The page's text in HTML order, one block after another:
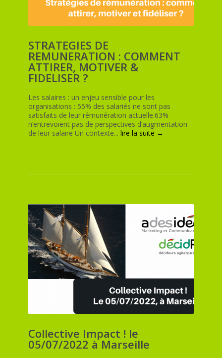
STRATEGIES DE
REMUNERATION : COMMENT
ATTIRER, MOTIVER &
FIDELISER ?
Les salaires : un enjeu sensible pour les
organisations : 55% des salariés ne sont pas
satisfaits de leur rémunération actuelle.63%
n’entrevoient pas de perspectives d’augmentation
de leur salaire Un contexte...lire la suite →
Collective Impact ! le
05/07/2022 à Marseille